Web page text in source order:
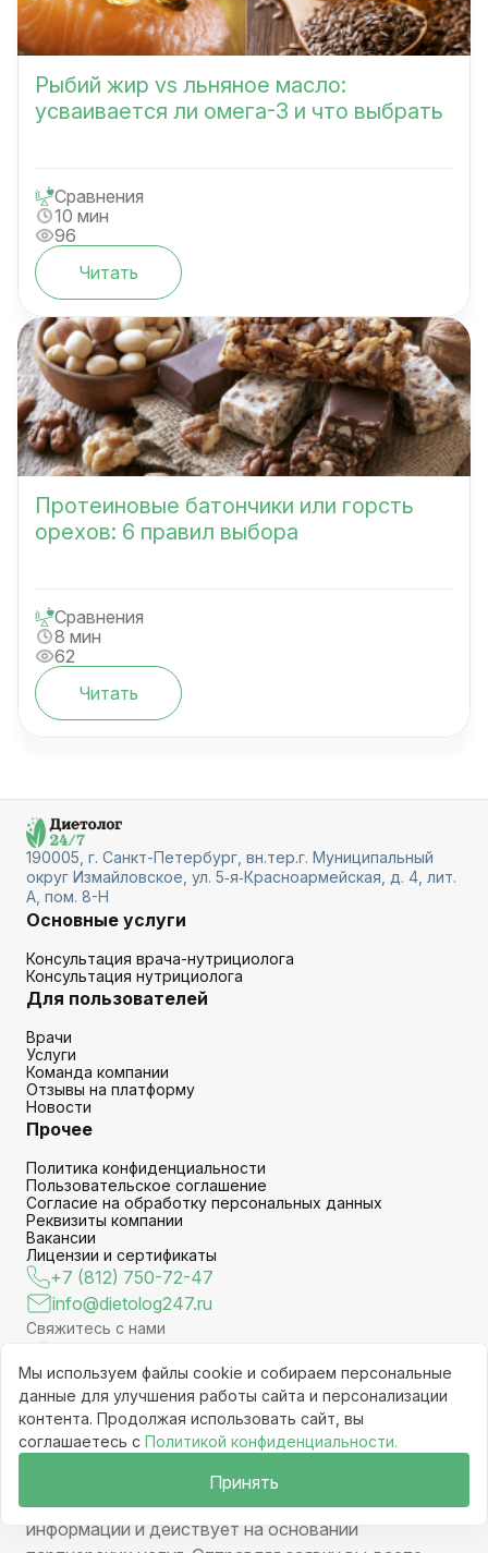
Рыбий жир vs льняное масло:
усваивается ли омега-3 и что выбрать
Сравнения
10 мин
96
Читать
Протеиновые батончики или горсть
орехов: 6 правил выбора
Сравнения
8 мин
62
Читать
190005, г. Санкт-Петербург, вн.тер.г. Муниципальный
округ Измайловское, ул. 5‑я‑Красноармейская, д. 4, лит.
А, пом. 8-Н
Основные услуги
Консультация врача-нутрициолога
Консультация нутрициолога
Для пользователей
Врачи
Услуги
Команда компании
Отзывы на платформу
Новости
Прочее
Политика конфиденциальности
Пользовательское соглашение
Согласие на обработку персональных данных
Реквизиты компании
Вакансии
Лицензии и сертификаты
+7 (812) 750-72-47
info@dietolog247.ru
Свяжитесь с нами
Присоединяйтесь к нам
Сайт не является средством массовой
информации и действует на основании
Мы используем файлы cookie и собираем персональные
данные для улучшения работы сайта и персонализации
контента. Продолжая использовать сайт, вы
соглашаетесь с Политикой конфиденциальности.
Принять